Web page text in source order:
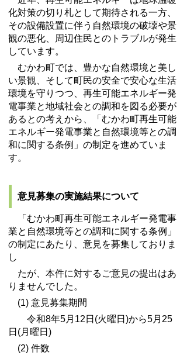
化対策の切り札として期待される一方、
その設備設置に伴う自然環境の破壊や景
観の悪化、周辺住民とのトラブルが発生
しています。
むかわ町では、豊かな自然環境と美し
い景観、そして町民の安全で安心な生活
環境を守りつつ、再生可能エネルギー発
電事業と地域社会との調和を図る必要が
あるとの考えから、「むかわ町再生可能
エネルギー発電事業と自然環境等との調
和に関する条例」の制定を進めていま
す。
意見募集の実施結果について
「むかわ町再生可能エネルギー発電事
業と自然環境等との調和に関する条例」
の制定にあたり、意見を募集しておりま
し
たが、本件に対するご意見の提出はあ
りませんでした。
(1) 意見募集期間
令和8年5月12日(火曜日)から5月25
日(月曜日)
(2) 件数